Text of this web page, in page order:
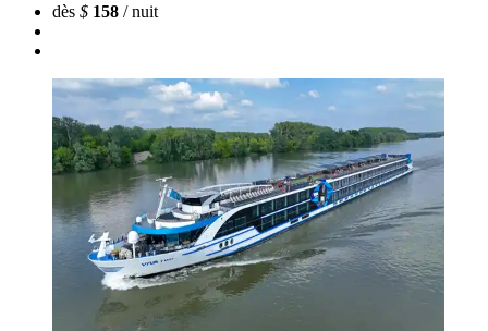
dès $ 158 / nuit